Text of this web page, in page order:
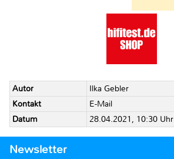
Autor
Ilka Gebler
Kontakt
E-Mail
Datum
28.04.2021, 10:30 Uhr
Newsletter